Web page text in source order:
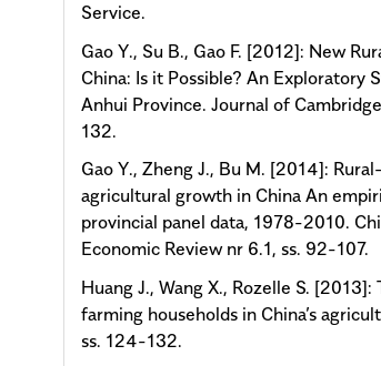
Service.
Gao Y., Su B., Gao F. [2012]: New
China: Is it Possible? An Exploratory
Anhui Province. Journal of
132.
Gao Y., Zheng J., Bu M. [2014]:
agricultural growth in China An
provincial panel data, 1978-2010.
Economic Review nr 6.1, ss. 92-107.
Huang J., Wang X., Rozelle S.
farming households in China’s
ss. 124-132.